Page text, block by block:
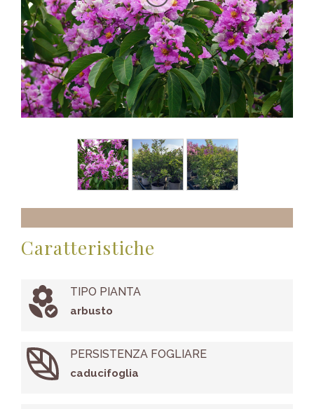
Caratteristiche
TIPO PIANTA
arbusto
PERSISTENZA FOGLIARE
caducifoglia